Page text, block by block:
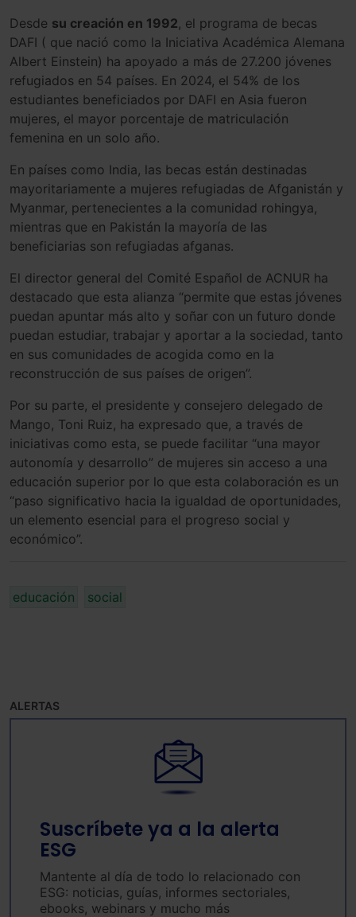
Desde su creación en 1992, el programa de becas
DAFI ( que nació como la Iniciativa Académica Alemana
Albert Einstein) ha apoyado a más de 27.200 jóvenes
refugiados en 54 países. En 2024, el 54% de los
estudiantes beneficiados por DAFI en Asia fueron
mujeres, el mayor porcentaje de matriculación
femenina en un solo año.
En países como India, las becas están destinadas
mayoritariamente a mujeres refugiadas de Afganistán y
Myanmar, pertenecientes a la comunidad rohingya,
mientras que en Pakistán la mayoría de las
beneficiarias son refugiadas afganas.
El director general del Comité Español de ACNUR ha
destacado que esta alianza “permite que estas jóvenes
puedan apuntar más alto y soñar con un futuro donde
puedan estudiar, trabajar y aportar a la sociedad, tanto
en sus comunidades de acogida como en la
reconstrucción de sus países de origen”.
Por su parte, el presidente y consejero delegado de
Mango, Toni Ruiz, ha expresado que, a través de
iniciativas como esta, se puede facilitar “una mayor
autonomía y desarrollo” de mujeres sin acceso a una
educación superior por lo que esta colaboración es un
“paso significativo hacia la igualdad de oportunidades,
un elemento esencial para el progreso social y
económico”.
educación social
ALERTAS
Suscríbete ya a la alerta
ESG
Mantente al día de todo lo relacionado con
ESG: noticias, guías, informes sectoriales,
ebooks, webinars y mucho más